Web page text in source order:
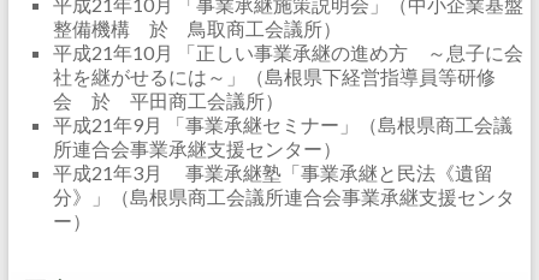
平成21年10月 「事業承継施策説明会」（中小企業基盤
整備機構 於 鳥取商工会議所）
平成21年10月 「正しい事業承継の進め方 ～息子に会
社を継がせるには～」（島根県下経営指導員等研修
会 於 平田商工会議所）
平成21年9月 「事業承継セミナー」（島根県商工会議
所連合会事業承継支援センター）
平成21年3月 事業承継塾「事業承継と民法《遺留
分》」（島根県商工会議所連合会事業承継支援センタ
ー）